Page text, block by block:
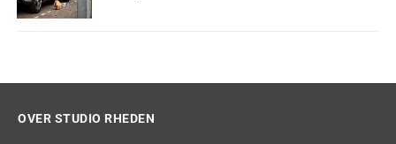
OVER STUDIO RHEDEN